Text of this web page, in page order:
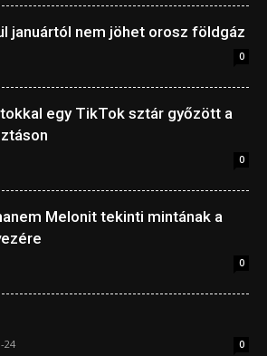
januártól nem jöhet orosz földgáz
0
egy TikTok sztár győzött a
0
Melonit tekinti mintának a
0
24 0